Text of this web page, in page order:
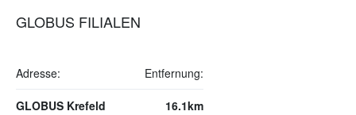
GLOBUS FILIALEN
Adresse: Entfernung:
GLOBUS Krefeld 16.1km